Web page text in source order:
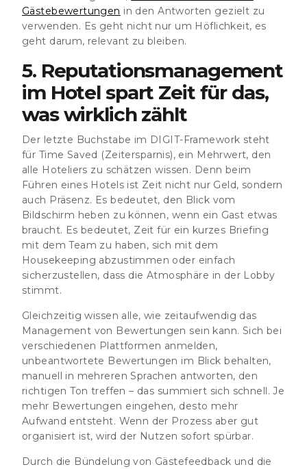
Gästebewertungen in den Antworten gezielt zu
verwenden. Es geht nicht nur um Höflichkeit, es
geht darum, relevant zu bleiben.
5. Reputationsmanagement
im Hotel spart Zeit für das,
was wirklich zählt
Der letzte Buchstabe im DIGIT-Framework steht
für Time Saved (Zeitersparnis), ein Mehrwert, den
alle Hoteliers zu schätzen wissen. Denn beim
Führen eines Hotels ist Zeit nicht nur Geld, sondern
auch Präsenz. Es bedeutet, den Blick vom
Bildschirm heben zu können, wenn ein Gast etwas
braucht. Es bedeutet, Zeit für ein kurzes Briefing
mit dem Team zu haben, sich mit dem
Housekeeping abzustimmen oder einfach
sicherzustellen, dass die Atmosphäre in der Lobby
stimmt.
Gleichzeitig wissen alle, wie zeitaufwendig das
Management von Bewertungen sein kann. Sich bei
verschiedenen Plattformen anmelden,
unbeantwortete Bewertungen im Blick behalten,
manuell in mehreren Sprachen antworten, den
richtigen Ton treffen – das summiert sich schnell. Je
mehr Bewertungen eingehen, desto mehr
Aufwand entsteht. Wenn der Prozess aber gut
organisiert ist, wird der Nutzen sofort spürbar.
Durch die Bündelung von Gästefeedback und die